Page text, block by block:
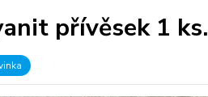
přívěsek 1 ks.